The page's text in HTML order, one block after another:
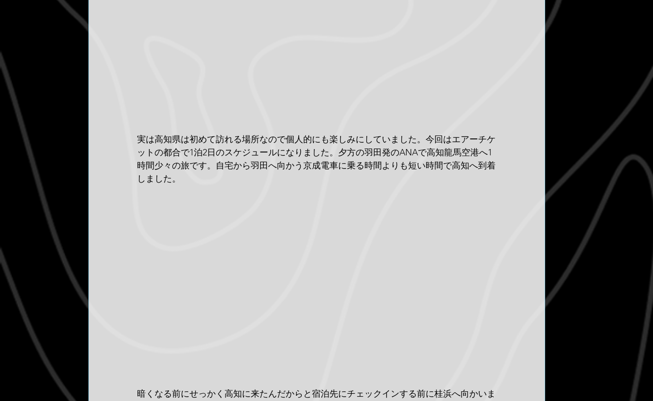
実は高知県は初めて訪れる場所なので個人的にも楽しみにしていました。今回はエアーチケ
ットの都合で1泊2日のスケジュールになりました。夕方の羽田発のANAで高知龍馬空港へ1
時間少々の旅です。自宅から羽田へ向かう京成電車に乗る時間よりも短い時間で高知へ到着
しました。
暗くなる前にせっかく高知に来たんだからと宿泊先にチェックインする前に桂浜へ向かいま